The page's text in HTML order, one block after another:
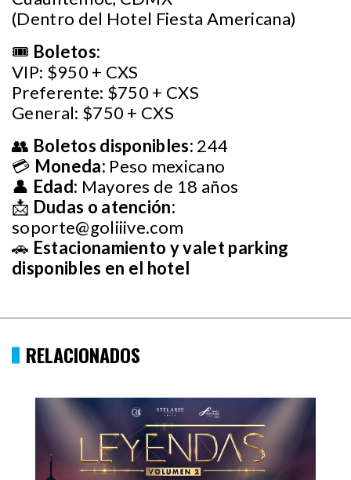
(Dentro del Hotel Fiesta Americana)
🎟 Boletos:
VIP: $950 + CXS
Preferente: $750 + CXS
General: $750 + CXS
👥 Boletos disponibles: 244
💳 Moneda: Peso mexicano
👤 Edad: Mayores de 18 años
📩 Dudas o atención:
soporte@goliiive.com
🚗 Estacionamiento y valet parking
disponibles en el hotel
RELACIONADOS